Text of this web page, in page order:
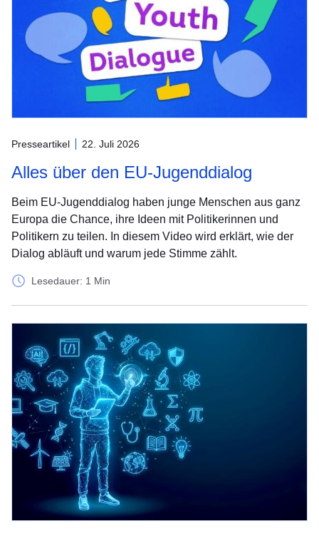
Presseartikel 22. Juli 2026
Alles über den EU-Jugenddialog
Beim EU-Jugenddialog haben junge Menschen aus ganz
Europa die Chance, ihre Ideen mit Politikerinnen und
Politikern zu teilen. In diesem Video wird erklärt, wie der
Dialog abläuft und warum jede Stimme zählt.
Lesedauer: 1 Min